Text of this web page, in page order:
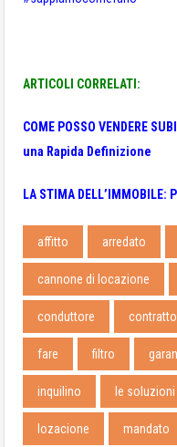
ARTICOLI CORRELATI:
COME POSSO VENDERE
una Rapida Definizione
LA STIMA
affitto arredato
cannone di locazione
conduttore contratto
fare filtro
inquilino le soluzioni
lozacione mandato